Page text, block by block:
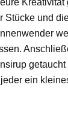
Stücke und
getaucht
ein